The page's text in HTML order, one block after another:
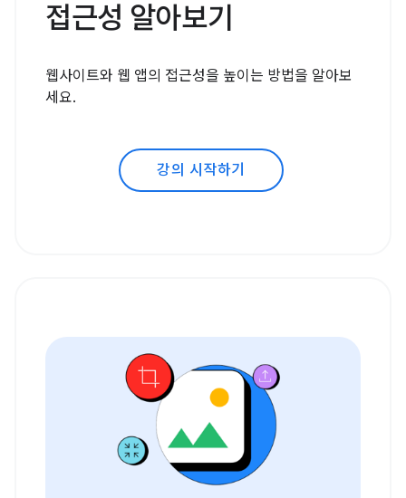
접근성 알아보기
웹사이트와 웹 앱의 접근성을 높이는 방법을 알아보
세요.
강의 시작하기